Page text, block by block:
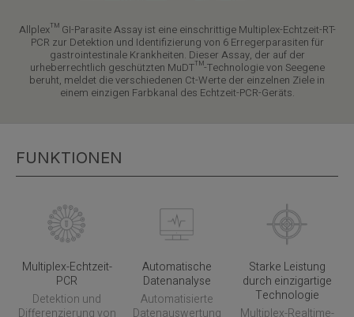
Allplex™ GI-Parasite Assay ist eine einschrittige Multiplex-Echtzeit-RT-
PCR zur Detektion und Identifizierung von 6 Erregerparasiten für
gastrointestinale Krankheiten. Dieser Assay, der auf der
urheberrechtlich geschützten MuDT™-Technologie von Seegene
beruht, meldet die verschiedenen Ct-Werte der einzelnen Ziele in
einem einzigen Farbkanal des Echtzeit-PCR-Geräts.
FUNKTIONEN
Multiplex-Echtzeit-
PCR
Detektion und
Differenzierung von
Automatische
Datenanalyse
Automatisierte
Datenauswertung
Starke Leistung
durch einzigartige
Technologie
Multiplex-Realtime-